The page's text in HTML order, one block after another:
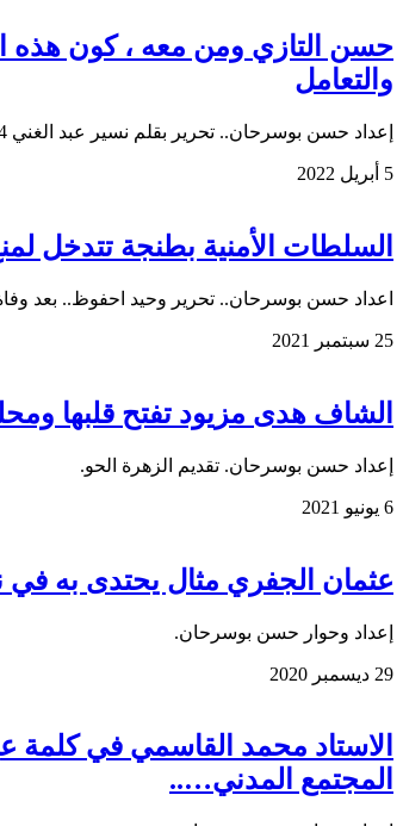
حسن التازي ومن معه ، كون هذه
والتعامل
إعداد حسن بوسرحان.. تحرير بقلم نسير عبد الغني 04\03\2022 الدكتور الحسن التازي الذي فاجأني شخصيا الجيد…لن نسبق الأحداث ولنا كامل
5 أبريل 2022
السلطات الأمنية بطنجة تتدخل
اعداد حسن بوسرحان.. تحرير وحيد احفوظ.. بعد
25 سبتمبر 2021
الشاف هدى مزيود تفتح قلبها
إعداد حسن بوسرحان. تقديم الزهرة الحو.
6 يونيو 2021
عثمان الجفري مثال يحتدى به في
إعداد وحوار حسن بوسرحان.
29 ديسمبر 2020
الاستاد محمد القاسمي في
المجتمع المدني…..